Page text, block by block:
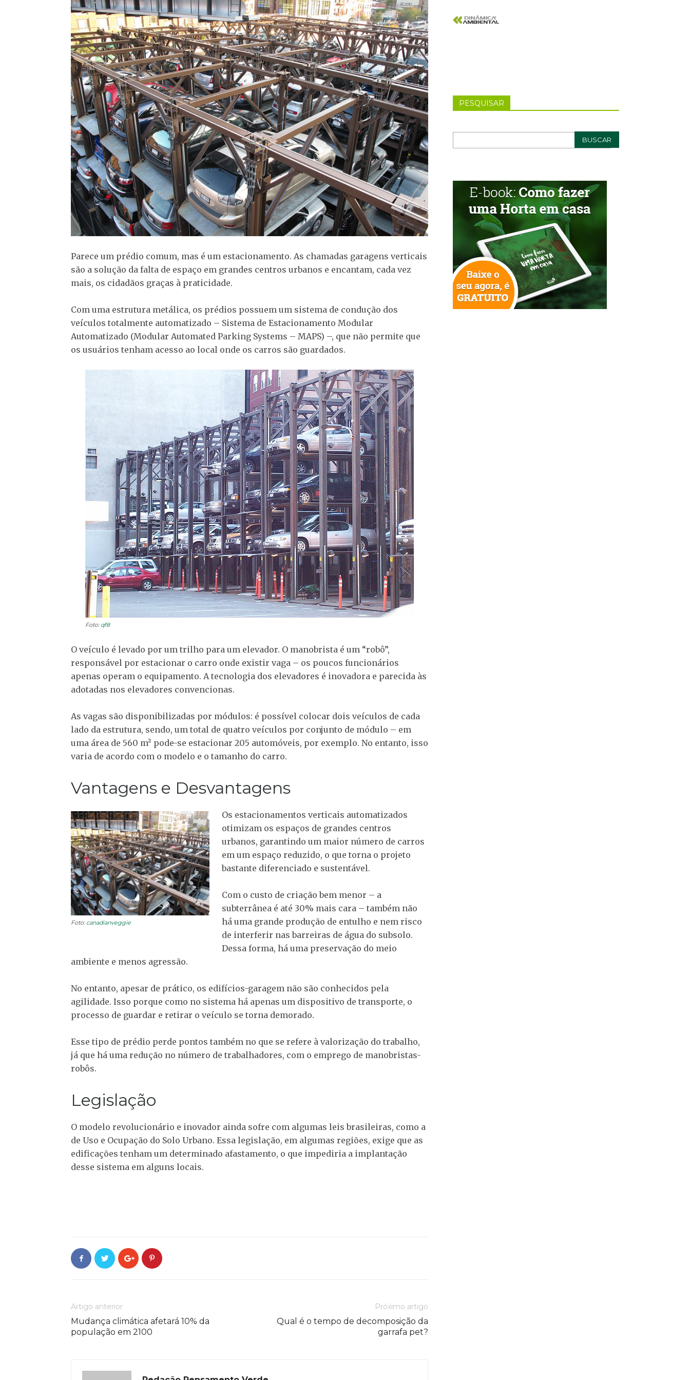
Parece um prédio comum, mas é um estacionamento. As chamadas garagens verticais
são a solução da falta de espaço em grandes centros urbanos e encantam, cada vez
mais, os cidadãos graças à praticidade.
Com uma estrutura metálica, os prédios possuem um sistema de condução dos
veículos totalmente automatizado – Sistema de Estacionamento Modular
Automatizado (Modular Automated Parking Systems – MAPS) –, que não permite que
os usuários tenham acesso ao local onde os carros são guardados.
Foto: qf8
O veículo é levado por um trilho para um elevador. O manobrista é um “robô”,
responsável por estacionar o carro onde existir vaga – os poucos funcionários
apenas operam o equipamento. A tecnologia dos elevadores é inovadora e parecida às
adotadas nos elevadores convencionas.
As vagas são disponibilizadas por módulos: é possível colocar dois veículos de cada
lado da estrutura, sendo, um total de quatro veículos por conjunto de módulo – em
uma área de 560 m² pode-se estacionar 205 automóveis, por exemplo. No entanto, isso
varia de acordo com o modelo e o tamanho do carro.
Vantagens e Desvantagens
Foto: canadianveggie
Os estacionamentos verticais automatizados
otimizam os espaços de grandes centros
urbanos, garantindo um maior número de carros
em um espaço reduzido, o que torna o projeto
bastante diferenciado e sustentável.
Com o custo de criação bem menor – a
subterrânea é até 30% mais cara – também não
há uma grande produção de entulho e nem risco
de interferir nas barreiras de água do subsolo.
Dessa forma, há uma preservação do meio
ambiente e menos agressão.
No entanto, apesar de prático, os edifícios-garagem não são conhecidos pela
agilidade. Isso porque como no sistema há apenas um dispositivo de transporte, o
processo de guardar e retirar o veículo se torna demorado.
Esse tipo de prédio perde pontos também no que se refere à valorização do trabalho,
já que há uma redução no número de trabalhadores, com o emprego de manobristas-
robôs.
Legislação
O modelo revolucionário e inovador ainda sofre com algumas leis brasileiras, como a
de Uso e Ocupação do Solo Urbano. Essa legislação, em algumas regiões, exige que as
edificações tenham um determinado afastamento, o que impediria a implantação
desse sistema em alguns locais.
Artigo anterior
Mudança climática afetará 10% da
população em 2100
Próximo artigo
Qual é o tempo de decomposição da
garrafa pet?
PESQUISAR